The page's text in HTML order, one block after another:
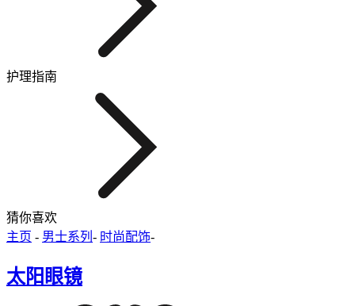
护理指南
猜你喜欢
主页 - 男士系列 - 时尚配饰-
太阳眼镜